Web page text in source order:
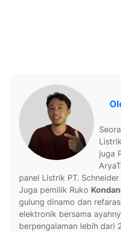
juga
panel Listrik PT.
Juga pemilik Ruko
gulung dinamo dan
elektronik bersama
berpengalaman lebih dari